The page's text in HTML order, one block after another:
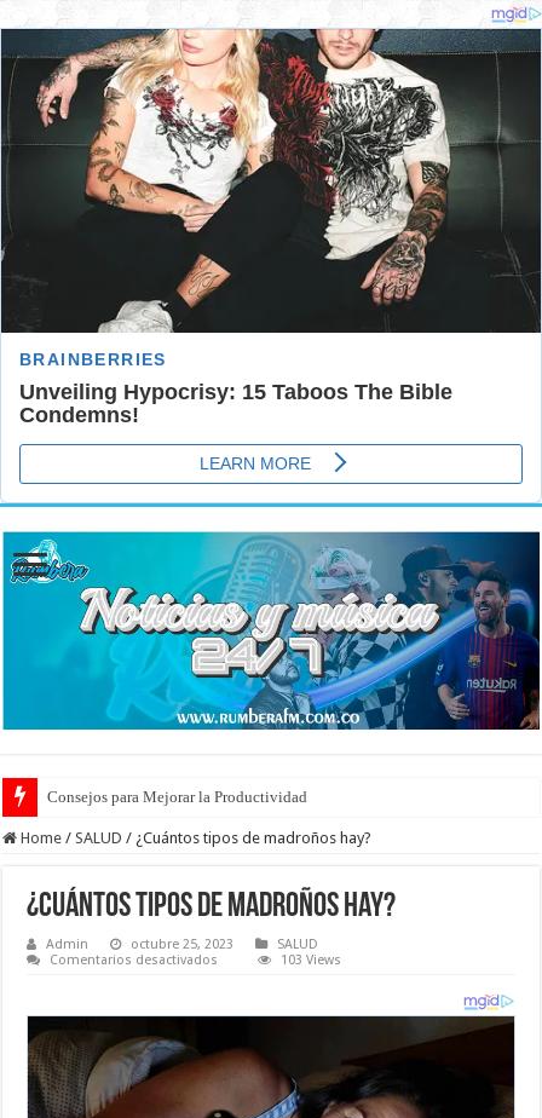
Consejos para Mejorar la Productividad
Home / SALUD / ¿Cuántos tipos de madroños hay?
¿Cuántos tipos de madroños hay?
Admin octubre 25, 2023
SALUD
Comentarios desactivados
103 Views